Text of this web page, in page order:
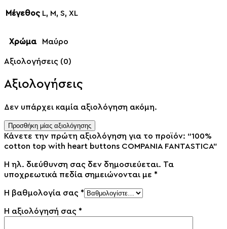
Μέγεθος L, M, S, XL
Χρώμα Μαύρο
Αξιολογήσεις (0)
Αξιολογήσεις
Δεν υπάρχει καμία αξιολόγηση ακόμη.
Προσθήκη μίας αξιολόγησης
Κάνετε την πρώτη αξιολόγηση για το προϊόν: “100%
cotton top with heart buttons COMPANIA FANTASTICA”
Η ηλ. διεύθυνση σας δεν δημοσιεύεται. Τα
υποχρεωτικά πεδία σημειώνονται με *
Η βαθμολογία σας *
Η αξιολόγησή σας *